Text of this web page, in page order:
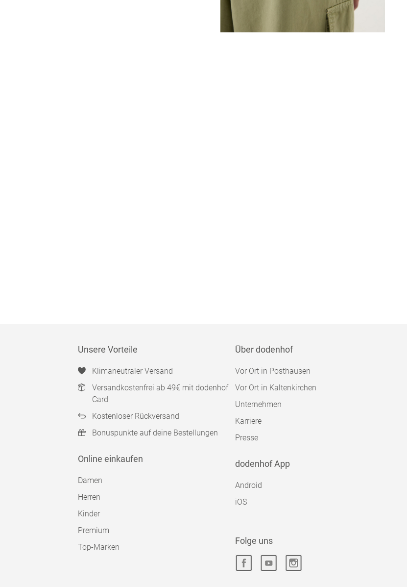
Unsere Vorteile
Klimaneutraler Versand
Versandkostenfrei ab 49€ mit dodenhof
Card
Kostenloser Rückversand
Bonuspunkte auf deine Bestellungen
Online einkaufen
Damen
Herren
Kinder
Premium
Top-Marken
Über dodenhof
Vor Ort in Posthausen
Vor Ort in Kaltenkirchen
Unternehmen
Karriere
Presse
dodenhof App
Android
iOS
Folge uns